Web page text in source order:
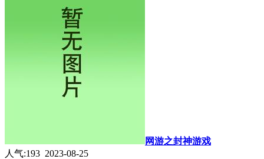
网游之封神游戏
人气:193 2023-08-25